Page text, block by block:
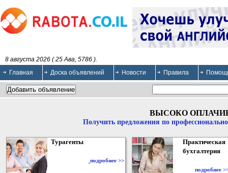
8 августа 2026 ( 25 Ава, 5786 ).
Главная
Доска объявлений Новости Правила
ВЫСОКО
Получить предложения по
Турагенты
подробнее >>
Практическая
бухгалтерия
подробнее